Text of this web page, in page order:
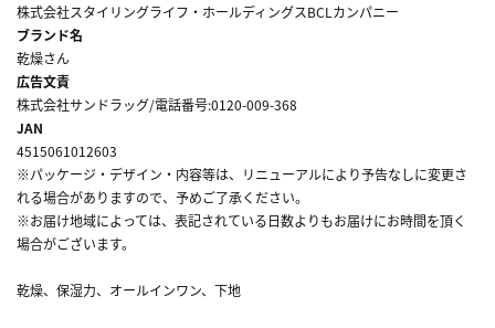
株式会社スタイリングライフ・ホールディングスBCLカンパニー
ブランド名
乾燥さん
広告文責
株式会社サンドラッグ/電話番号:0120-009-368
JAN
4515061012603
※パッケージ・デザイン・内容等は、リニューアルにより予告なしに変更さ
れる場合がありますので、予めご了承ください。
※お届け地域によっては、表記されている日数よりもお届けにお時間を頂く
場合がございます。
乾燥、保湿力、オールインワン、下地